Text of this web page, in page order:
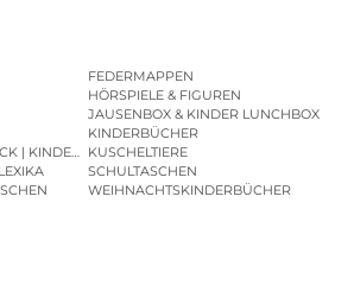
FEDERMAPPEN
HÖRSPIELE & FIGUREN
JAUSENBOX & KINDER LUNCHBOX
KINDERBÜCHER
KINDERGARTENRUCKSACK | KINDERGARTENBEUTEL
KUSCHELTIERE
SCHULTASCHEN
WEIHNACHTSKINDERBÜCHER